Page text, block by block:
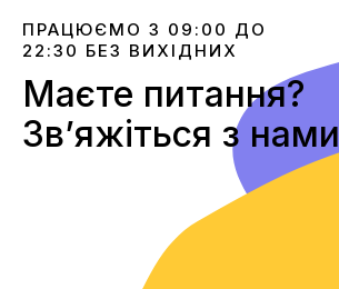
ПРАЦЮЄМО З 09:00 ДО
22:30 БЕЗ ВИХІДНИХ
Маєте питання?
Звʼяжіться з нами